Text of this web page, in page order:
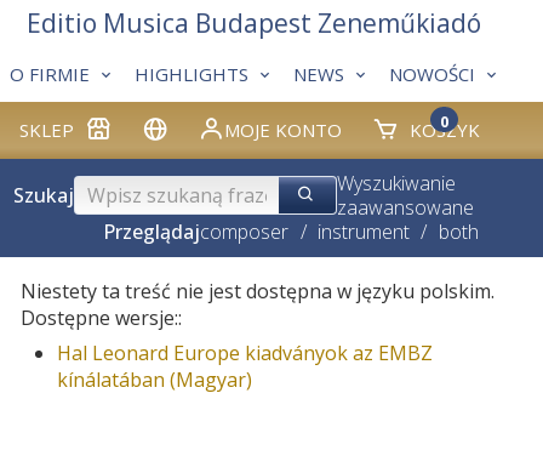
SKLEP MOJE KONTO KOSZYK
0
O FIRMIE HIGHLIGHTS NEWS NOWOŚCI
Editio Musica Budapest Zeneműkiadó
Szukaj
Wyszukiwanie
zaawansowane
Przeglądajcomposer / instrument / both
Niestety ta treść nie jest dostępna w języku polskim.
Dostępne wersje::
Hal Leonard Europe kiadványok az EMBZ
kínálatában (Magyar)